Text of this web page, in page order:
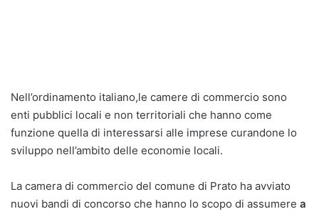
Nell’ordinamento italiano,le camere di commercio sono
enti pubblici locali e non territoriali che hanno come
funzione quella di interessarsi alle imprese curandone lo
sviluppo nell’ambito delle economie locali.
La camera di commercio del comune di Prato ha avviato
nuovi bandi di concorso che hanno lo scopo di assumere a